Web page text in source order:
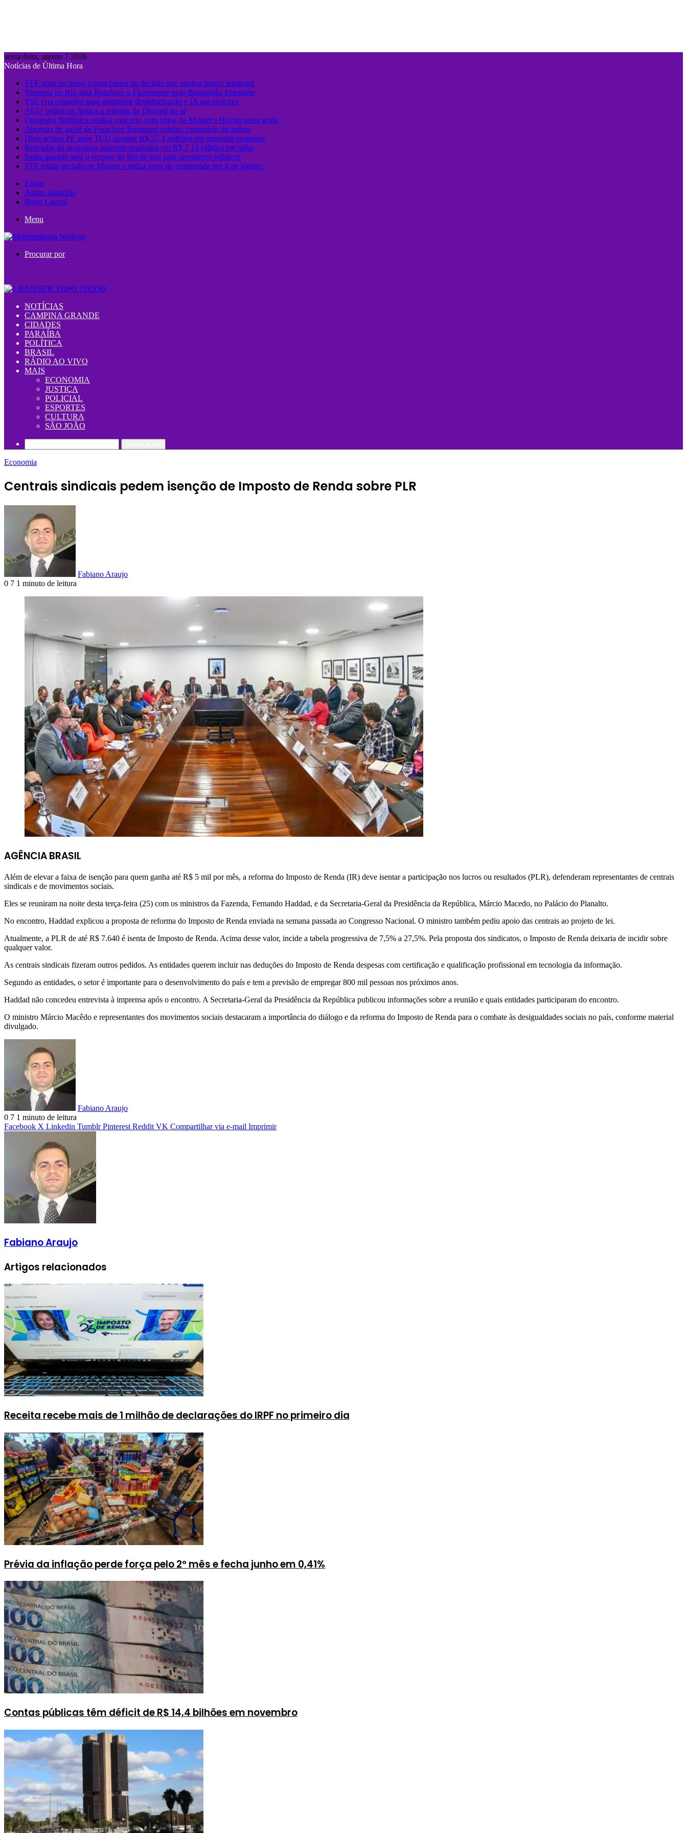
sexta-feira, agosto 7 2026
Notícias de Última Hora
STF julga recursos contra partes da decisão que anulou marco temporal
Ventania no Rio adia Botafogo x Fluminense pelo Brasileirão Feminino
TSE cria conselho para monitorar desinformação e IA nas eleições
AGU pedirá na Justiça a retirada do Discord do ar
Orquestra Sinfônica realiza concerto com obras de Mozart e Haydn nesta sexta
Abertura de ateliê de Francisco Brennand celebra centenário do artista
Dino aciona PF após TCU apontar R$ 55,4 milhões em emendas suspeitas
Retiradas da poupança superam depósitos em R$ 7,15 bilhões em julho
Saiba quando será o recesso de fim de ano para servidores públicos
STF muda decisão de Moraes e reduz pena de condenada por 8 de janeiro
Entrar
Artigo aleatório
Barra Lateral
Menu
Procurar por
.
NOTÍCIAS
CAMPINA GRANDE
CIDADES
PARAÍBA
POLÍTICA
BRASIL
RÁDIO AO VIVO
MAIS
ECONOMIA
JUSTIÇA
POLICIAL
ESPORTES
CULTURA
SÃO JOÃO
Economia
Centrais sindicais pedem isenção de Imposto de Renda sobre PLR
Fabiano Araujo
0 7 1 minuto de leitura
AGÊNCIA BRASIL
Além de elevar a faixa de isenção para quem ganha até R$ 5 mil por mês, a reforma do Imposto de Renda (IR) deve isentar a participação nos lucros ou resultados (PLR), defenderam representantes de centrais
sindicais e de movimentos sociais.
Eles se reuniram na noite desta terça-feira (25) com os ministros da Fazenda, Fernando Haddad, e da Secretaria-Geral da Presidência da República, Márcio Macedo, no Palácio do Planalto.
No encontro, Haddad explicou a proposta de reforma do Imposto de Renda enviada na semana passada ao Congresso Nacional. O ministro também pediu apoio das centrais ao projeto de lei.
Atualmente, a PLR de até R$ 7.640 é isenta de Imposto de Renda. Acima desse valor, incide a tabela progressiva de 7,5% a 27,5%. Pela proposta dos sindicatos, o Imposto de Renda deixaria de incidir sobre
qualquer valor.
As centrais sindicais fizeram outros pedidos. As entidades querem incluir nas deduções do Imposto de Renda despesas com certificação e qualificação profissional em tecnologia da informação.
Segundo as entidades, o setor é importante para o desenvolvimento do país e tem a previsão de empregar 800 mil pessoas nos próximos anos.
Haddad não concedeu entrevista à imprensa após o encontro. A Secretaria-Geral da Presidência da República publicou informações sobre a reunião e quais entidades participaram do encontro.
O ministro Márcio Macêdo e representantes dos movimentos sociais destacaram a importância do diálogo e da reforma do Imposto de Renda para o combate às desigualdades sociais no país, conforme material
divulgado.
Fabiano Araujo
0 7 1 minuto de leitura
Facebook X Linkedin Tumblr Pinterest Reddit VK Compartilhar via e-mail Imprimir
Fabiano Araujo
Artigos relacionados
Receita recebe mais de 1 milhão de declarações do IRPF no primeiro dia
Prévia da inflação perde força pelo 2º mês e fecha junho em 0,41%
Contas públicas têm déficit de R$ 14,4 bilhões em novembro